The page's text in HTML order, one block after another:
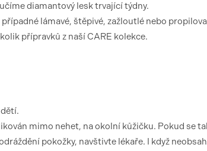
diamantový lesk trvající týdny.
lámavé, štěpivé, zažloutlé nebo
přípravků z naší CARE kolekce.
mimo nehet, na okolní kůžičku. Pokud se
pokožky, navštivte lékaře. I když